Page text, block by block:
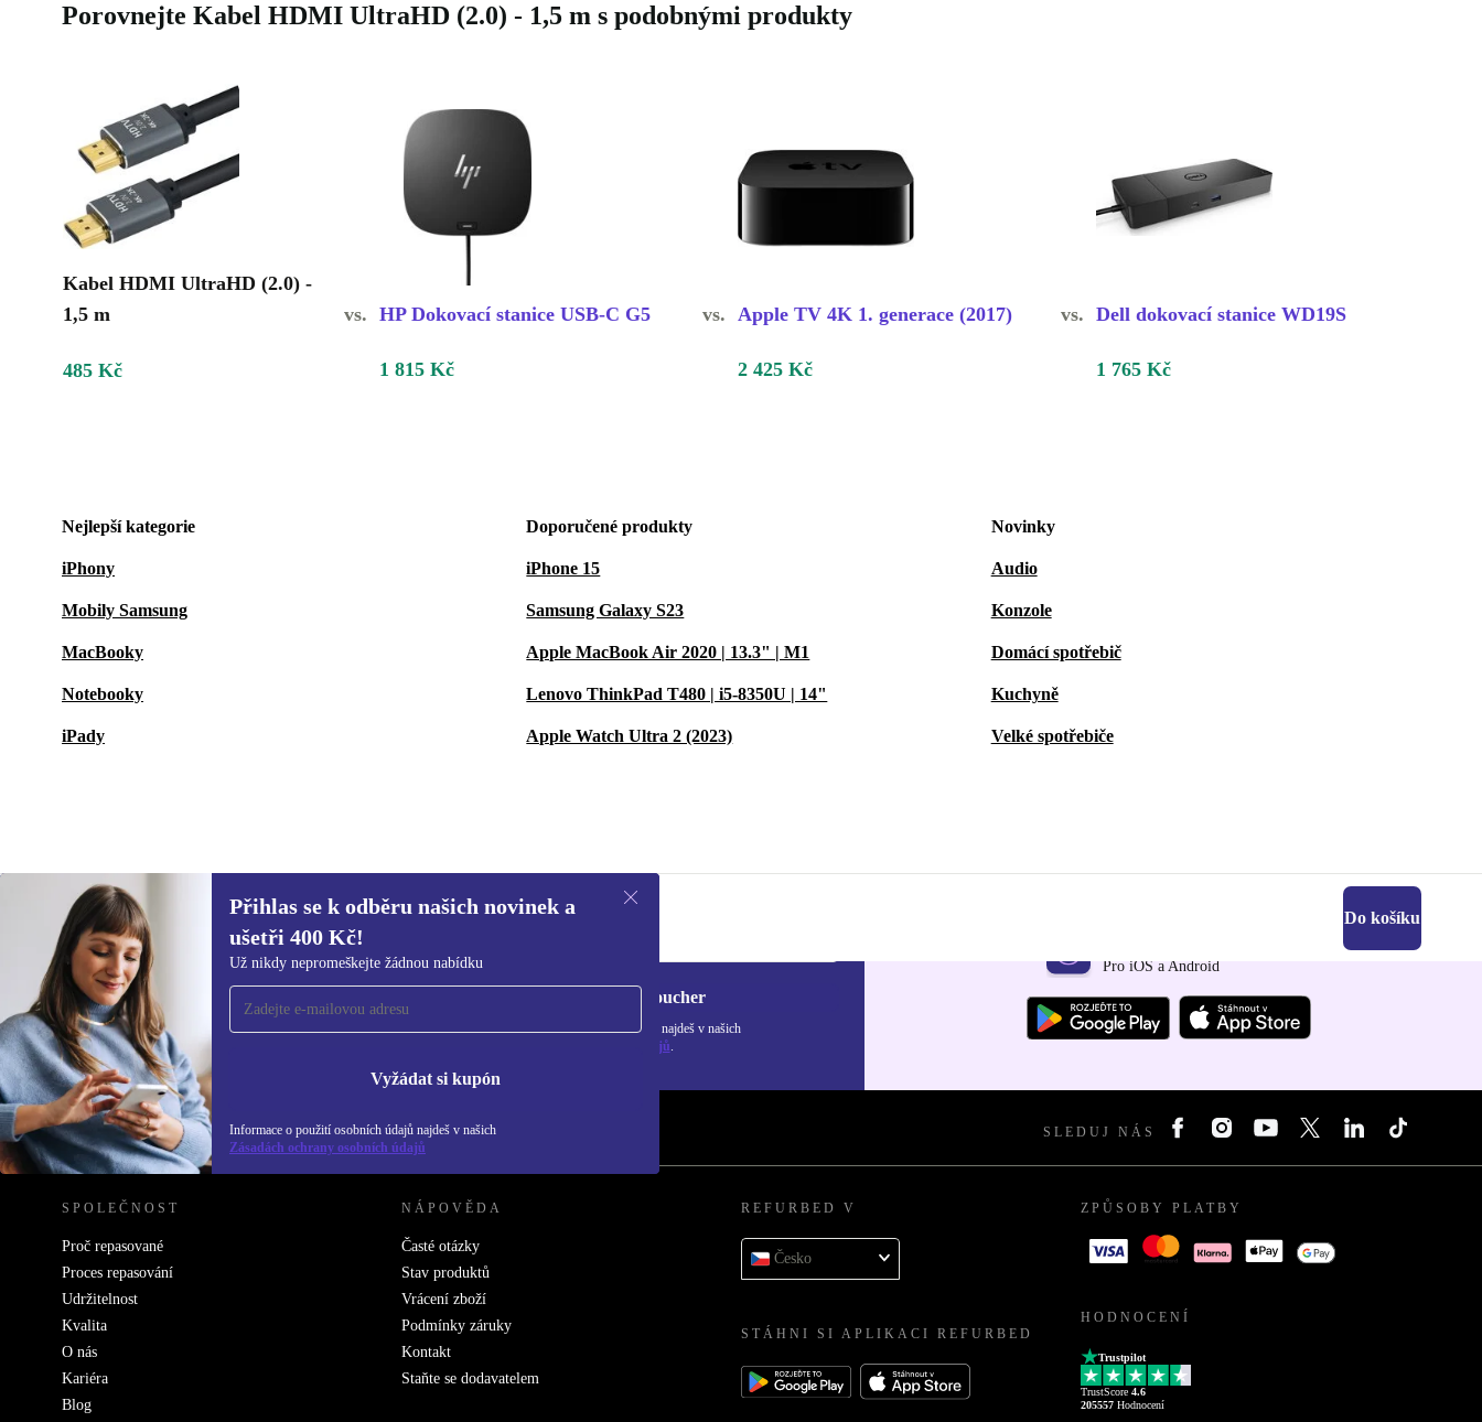
Porovnejte Kabel HDMI UltraHD (2.0) - 1,5 m s podobnými produkty
Kabel HDMI UltraHD (2.0) -
1,5 m
vs. HP Dokovací stanice USB-C G5 vs. Apple TV 4K 1. generace (2017) vs. Dell dokovací stanice WD19S
485 Kč 1 815 Kč 2 425 Kč 1 765 Kč
Nejlepší kategorie
iPhony
Mobily Samsung
MacBooky
Notebooky
iPady
Doporučené produkty
iPhone 15
Samsung Galaxy S23
Apple MacBook Air 2020 | 13.3" | M1
Lenovo ThinkPad T480 | i5-8350U | 14"
Apple Watch Ultra 2 (2023)
Novinky
Audio
Konzole
Domácí spotřebič
Kuchyně
Velké spotřebiče
485 Kč Do košíku
Přihlas se k odběru našich novinek a
ušetři 400 Kč!
Už nikdy nepromeškejte žádnou nabídku
Vyžádat si kupón
Informace o použití osobních údajů najdeš v našich
Zásadách ochrany osobních údajů
Přihlas se k odběru našich novinek a
ušetři 400 Kč!
Už nikdy nepromeškej žádnou nabídku.
Chci voucher
Informace o použití osobních údajů najdeš v našich
Zásadách ochrany osobních údajů.
Pro iOS a Android
REFURBED ČESKO - RETHINK NEW. SLEDUJ NÁS
SPOLEČNOST
Proč repasované
Proces repasování
Udržitelnost
Kvalita
O nás
Kariéra
Blog
NÁPOVĚDA
Časté otázky
Stav produktů
Vrácení zboží
Podmínky záruky
Kontakt
Staňte se dodavatelem
REFURBED V
Česko
STÁHNI SI APLIKACI REFURBED
ZPŮSOBY PLATBY
HODNOCENÍ
Trustpilot
TrustScore 4.6
205557 Hodnocení